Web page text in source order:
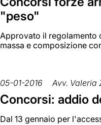
"peso"
Approvato il regolamento
massa e composizione
05-01-2016 Avv. Valeria
Concorsi: addio
Dal 13 gennaio per